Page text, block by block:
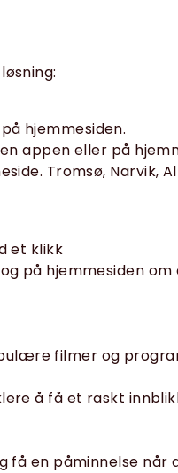
hjemmesiden.
appen eller på
Tromsø, Narvik,
et klikk
på hjemmesiden om
filmer og
å få et raskt
få en påminnelse når